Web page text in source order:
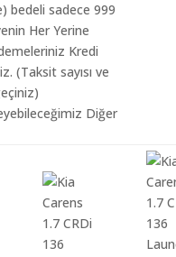
bedeli sadece 999
Her Yerine
Kredi
(Taksit sayısı ve
Diğer